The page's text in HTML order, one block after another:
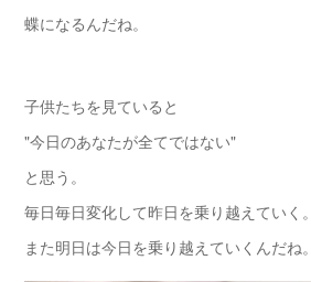
蝶になるんだね。
子供たちを見ていると
"今日のあなたが全てではない"
と思う。
毎日毎日変化して昨日を乗り越えていく。
また明日は今日を乗り越えていくんだね。